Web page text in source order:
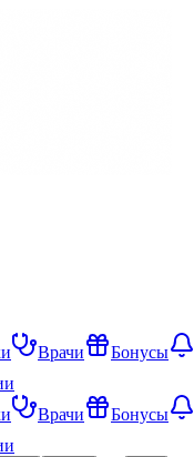
Врачи Бонусы
Врачи Бонусы